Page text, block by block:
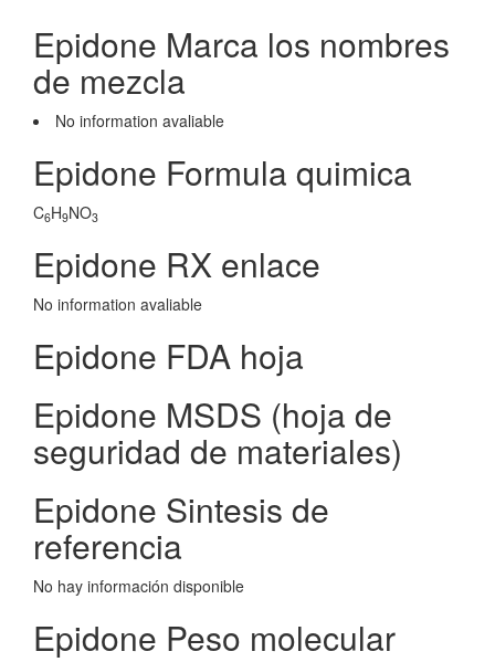
Epidone Marca los nombres
de mezcla
No information avaliable
Epidone Formula quimica
C6H9NO3
Epidone RX enlace
No information avaliable
Epidone FDA hoja
Epidone MSDS (hoja de
seguridad de materiales)
Epidone Sintesis de
referencia
No hay información disponible
Epidone Peso molecular